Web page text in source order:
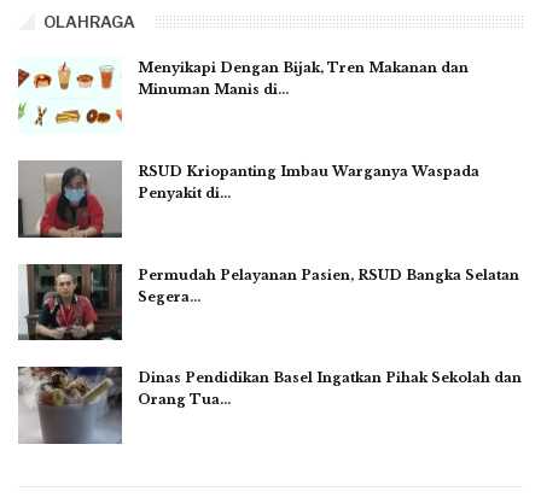
OLAHRAGA
Menyikapi Dengan Bijak, Tren Makanan dan
Minuman Manis di…
RSUD Kriopanting Imbau Warganya Waspada
Penyakit di…
Permudah Pelayanan Pasien, RSUD Bangka Selatan
Segera…
Dinas Pendidikan Basel Ingatkan Pihak Sekolah dan
Orang Tua…